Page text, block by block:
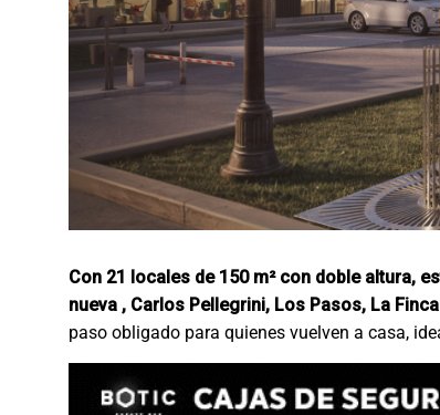
Con 21 locales de 150 m² con doble altura,
nueva , Carlos Pellegrini, Los Pasos, La
paso obligado para quienes vuelven a casa,